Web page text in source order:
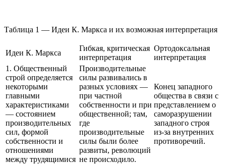
Таблица 1 — Идеи К. Маркса и их возможная интерпретация
Идеи К. Маркса
Гибкая, критическая
интерпретация
Ортодоксальная
интерпретация
1. Общественный
строй определяется
некоторыми
главными
характеристиками
— состоянием
производительных
сил, формой
собственности и
отношениями
между трудящимися
Производительные
силы развивались в
разных условиях —
при частной
собственности и при
общественной; там,
где
производительные
силы были более
развиты, революций
не происходило.
Конец западного
общества в связи с
представлением о
саморазрушении
западного строя
из-за внутренних
противоречий.